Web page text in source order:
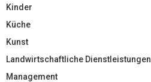
Kinder
Küche
Kunst
Landwirtschaftliche Dienstleistungen
Management